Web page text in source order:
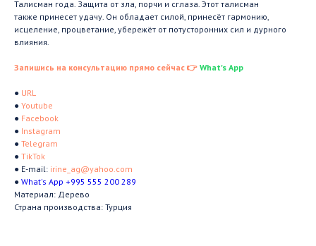
Талисман года. Защита от зла, порчи и сглаза. Этот талисман
также принесет удачу. Он обладает силой, принесёт гармонию,
исцеление, процветание, убережёт от потусторонних сил и дурного
влияния.
Запишись на консультацию прямо сейчас 👉 What's App
● URL
● Youtube
● Facebook
● Instagram
● Telegram
● TikTok
● E-mail: irine_ag@yahoo.com
● What's App +995 555 200 289
Материал: Дерево
Страна производства: Турция